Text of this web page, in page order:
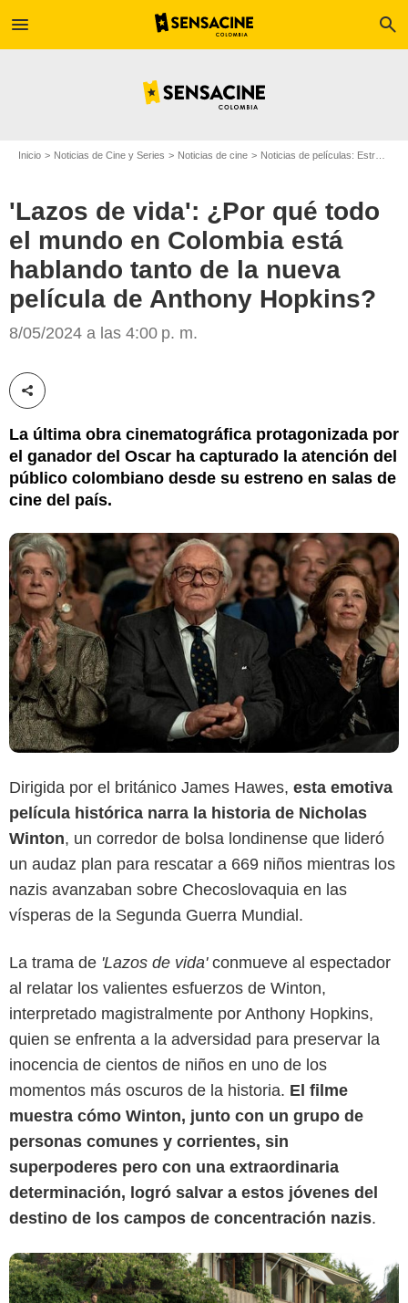
menu search
Inicio Noticias de Cine y Series Noticias de cine Noticias de películas: Estreno de película
'Lazos de vida': ¿Por qué todo
el mundo en Colombia está
hablando tanto de la nueva
película de Anthony Hopkins?
8/05/2024 a las 4:00 p. m.
Compartir esta noticia
La última obra cinematográfica protagonizada por
el ganador del Oscar ha capturado la atención del
público colombiano desde su estreno en salas de
cine del país.
Dirigida por el británico James Hawes, esta emotiva
película histórica narra la historia de Nicholas
Winton, un corredor de bolsa londinense que lideró
un audaz plan para rescatar a 669 niños mientras los
nazis avanzaban sobre Checoslovaquia en las
vísperas de la Segunda Guerra Mundial.
La trama de 'Lazos de vida' conmueve al espectador
al relatar los valientes esfuerzos de Winton,
interpretado magistralmente por Anthony Hopkins,
quien se enfrenta a la adversidad para preservar la
inocencia de cientos de niños en uno de los
momentos más oscuros de la historia. El filme
muestra cómo Winton, junto con un grupo de
personas comunes y corrientes, sin
superpoderes pero con una extraordinaria
determinación, logró salvar a estos jóvenes del
destino de los campos de concentración nazis.
Diamond Films